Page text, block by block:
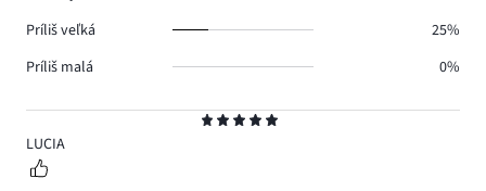
5LUCIA
Príliš veľká
25%
Príliš malá
0%